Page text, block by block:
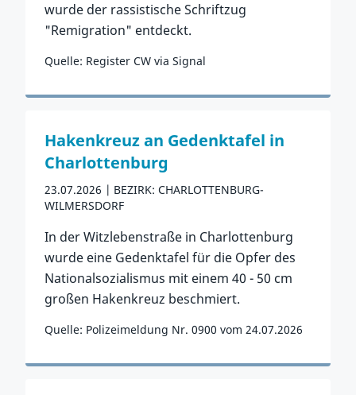
wurde der rassistische Schriftzug
"Remigration" entdeckt.
Quelle: Register CW via Signal
Zum Vorfall
Hakenkreuz an Gedenktafel in
Charlottenburg
23.07.2026
BEZIRK: CHARLOTTENBURG-
WILMERSDORF
In der Witzlebenstraße in Charlottenburg
wurde eine Gedenktafel für die Opfer des
Nationalsozialismus mit einem 40 - 50 cm
großen Hakenkreuz beschmiert.
Quelle: Polizeimeldung Nr. 0900 vom 24.07.2026
Zum Vorfall